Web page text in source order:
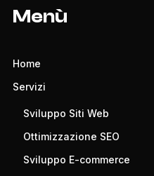
Menù
Home
Servizi
Sviluppo Siti Web
Ottimizzazione SEO
Sviluppo E-commerce